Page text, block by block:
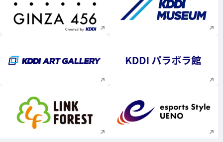
新規ウィンドウで開く 新規ウィンドウで
新規ウィンドウで開く 新規ウィンドウで
新規ウィンドウで開く 新規ウィンドウで